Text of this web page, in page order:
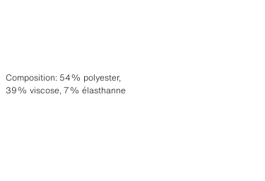
Composition: 54% polyester,
39% viscose, 7% élasthanne